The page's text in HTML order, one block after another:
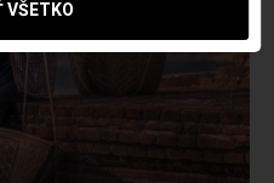
VŠETKO